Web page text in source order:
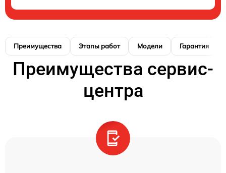
Преимущества Этапы работ Модели Гарантия
Преимущества сервис-
центра